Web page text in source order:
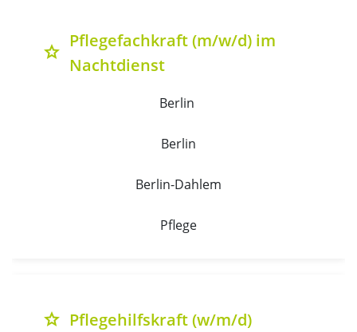
grade
Pflegefachkraft (m/w/d) im
Nachtdienst
Berlin
Berlin
Berlin-Dahlem
Pflege
grade Pflegehilfskraft (w/m/d)